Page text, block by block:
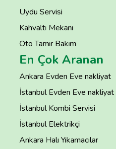
Uydu Servisi
Kahvaltı Mekanı
Oto Tamir Bakım
En Çok Aranan
Ankara Evden Eve nakliyat
İstanbul Evden Eve nakliyat
İstanbul Kombi Servisi
İstanbul Elektrikçi
Ankara Halı Yıkamacılar